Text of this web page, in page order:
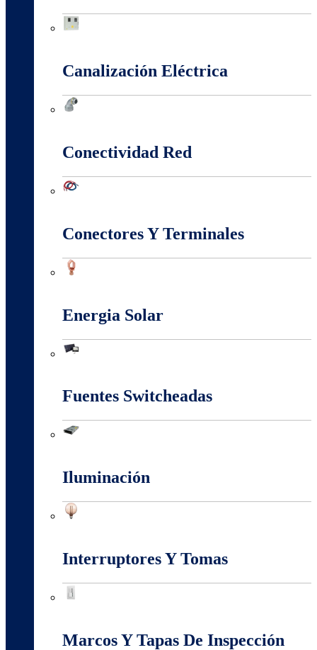
Canalización Eléctrica
Conectividad Red
Conectores Y Terminales
Energia Solar
Fuentes Switcheadas
Iluminación
Interruptores Y Tomas
Marcos Y Tapas De Inspección